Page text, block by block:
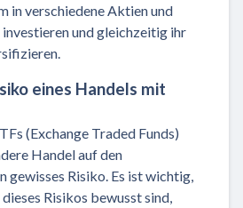
in verschiedene Aktien und
investieren und gleichzeitig ihr
eines Handels mit
(Exchange Traded Funds)
Handel auf den
gewisses Risiko. Es ist wichtig,
Risikos bewusst sind,